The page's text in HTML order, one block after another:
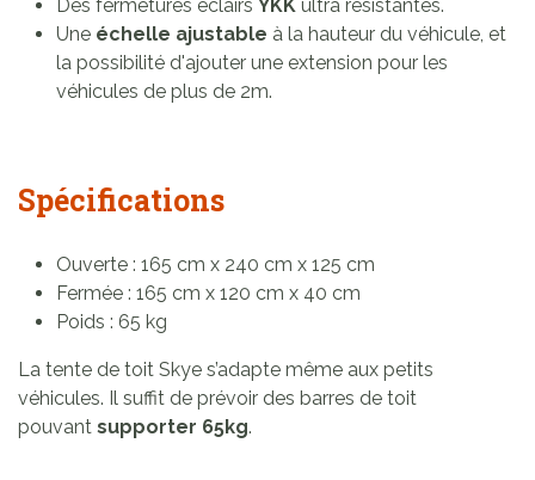
Des fermetures éclairs YKK ultra résistantes.
Une échelle ajustable à la hauteur du véhicule, et
la possibilité d'ajouter une extension pour les
véhicules de plus de 2m.
Spécifications
Ouverte : 165 cm x 240 cm x 125 cm
Fermée : 165 cm x 120 cm x 40 cm
Poids : 65 kg
La tente de toit Skye s’adapte même aux petits
véhicules. Il suffit de prévoir des barres de toit
pouvant supporter 65kg.